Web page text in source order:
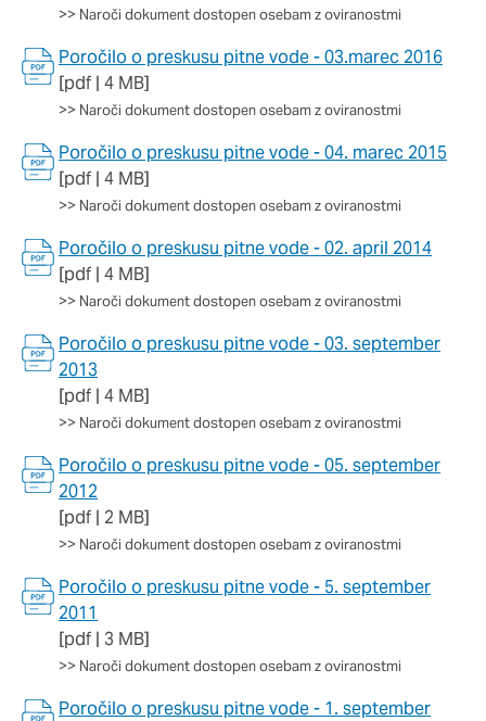
>> Naroči dokument dostopen osebam z oviranostmi
Poročilo o preskusu pitne vode - 03.marec 2016
[pdf | 4 MB]
>> Naroči dokument dostopen osebam z oviranostmi
Poročilo o preskusu pitne vode - 04. marec 2015
[pdf | 4 MB]
>> Naroči dokument dostopen osebam z oviranostmi
Poročilo o preskusu pitne vode - 02. april 2014
[pdf | 4 MB]
>> Naroči dokument dostopen osebam z oviranostmi
Poročilo o preskusu pitne vode - 03. september
2013
[pdf | 4 MB]
>> Naroči dokument dostopen osebam z oviranostmi
Poročilo o preskusu pitne vode - 05. september
2012
[pdf | 2 MB]
>> Naroči dokument dostopen osebam z oviranostmi
Poročilo o preskusu pitne vode - 5. september
2011
[pdf | 3 MB]
>> Naroči dokument dostopen osebam z oviranostmi
Poročilo o preskusu pitne vode - 1. september